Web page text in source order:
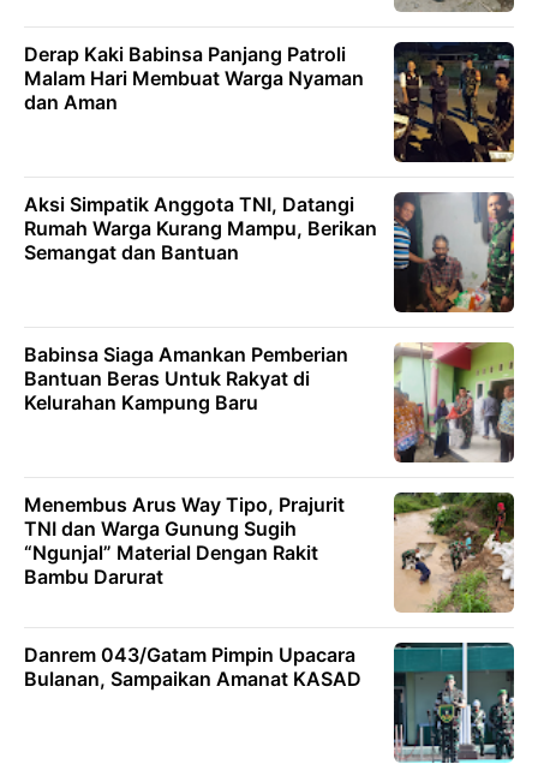
Derap Kaki Babinsa Panjang Patroli
Malam Hari Membuat Warga Nyaman
dan Aman
Aksi Simpatik Anggota TNI, Datangi
Rumah Warga Kurang Mampu, Berikan
Semangat dan Bantuan
Babinsa Siaga Amankan Pemberian
Bantuan Beras Untuk Rakyat di
Kelurahan Kampung Baru
Menembus Arus Way Tipo, Prajurit
TNI dan Warga Gunung Sugih
“Ngunjal” Material Dengan Rakit
Bambu Darurat
Danrem 043/Gatam Pimpin Upacara
Bulanan, Sampaikan Amanat KASAD